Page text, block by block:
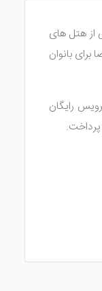
از هتل های
بانوان
رایگان
خواب می